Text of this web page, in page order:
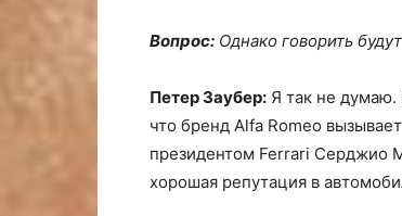
Вопрос: Однако говорить
Петер Заубер: Я так не думаю.
что бренд Alfa Romeo
президентом Ferrari Серджио
хорошая репутация в